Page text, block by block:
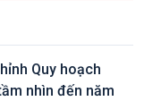
Quy hoạch
nhìn đến năm